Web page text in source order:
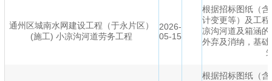
通州区城南水网建设工程（于永片区）
(施工) 小凉沟河道劳务工程
2026-
05-15
根据招标图纸（
计变更等）及工
凉沟河道及箱涵
外弃及消纳，基
根据招标图纸（